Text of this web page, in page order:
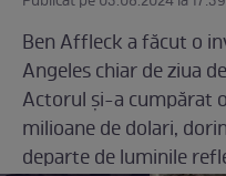
Ben Affleck a făcut o
Angeles chiar de ziua
Actorul și-a cumpărat
milioane de dolari,
departe de luminile